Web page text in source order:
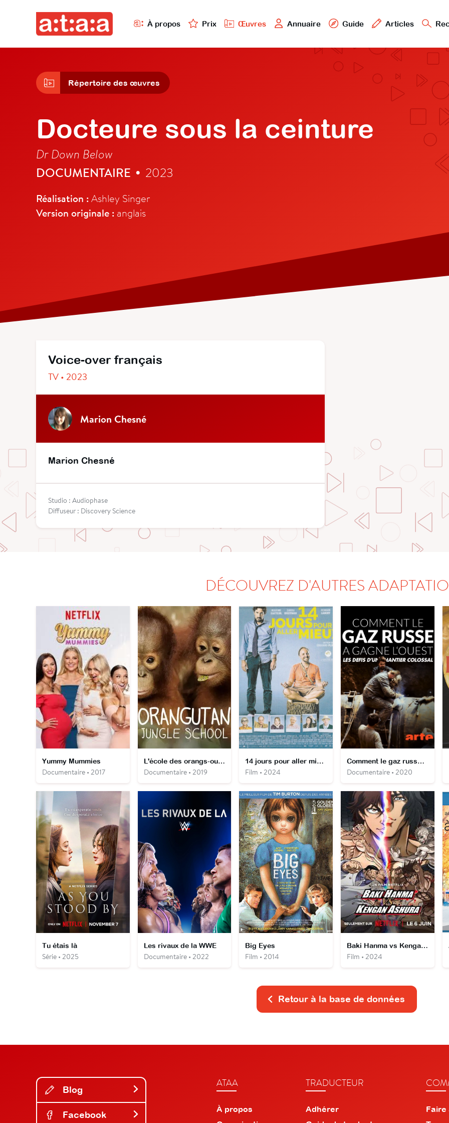
À propos Prix Œuvres Annuaire Guide Articles
Répertoire des œuvres
Docteure sous la ceinture
Dr Down Below
DOCUMENTAIRE • 2023
Réalisation :Ashley Singer
Version originale : anglais
Voice-over français
TV • 2023
Marion Chesné
Marion Chesné
Studio : Audiophase
Diffuseur : Discovery Science
DÉCOUVREZ D'AUTRES
Yummy Mummies
Documentaire • 2017
L'école des orangs-outans
Documentaire • 2019
14 jours pour aller mieux
Film • 2024
Comment le gaz russe a gagné l’Ouest – Les défis d’un chantier colossal
Documentaire • 2020
Tu étais là
Série • 2025
Les rivaux de la WWE
Documentaire • 2022
Big Eyes
Film • 2014
Baki Hanma vs Kengan Ashura
Film • 2024
Retour à la base de données
Blog
Facebook
ATAA
À propos
TRADUCTEUR
Adhérer